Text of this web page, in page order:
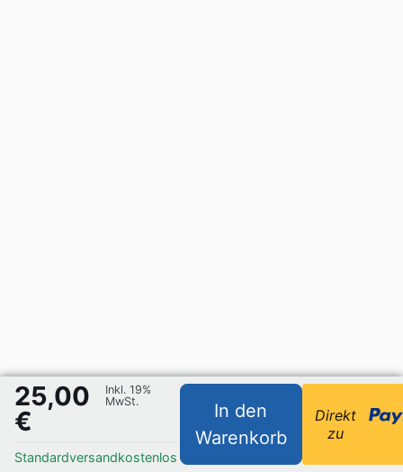
25,00
€
Inkl. 19%
MwSt.
Standardversandkostenlos
In den
Warenkorb
Direkt
zu